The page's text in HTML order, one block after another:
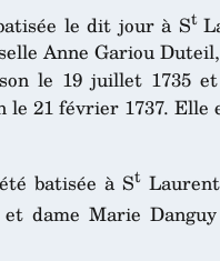
le dit jour à St
Anne Gariou
le 19 juillet 1735
21 février 1737. Elle
batisée à St
et dame Marie